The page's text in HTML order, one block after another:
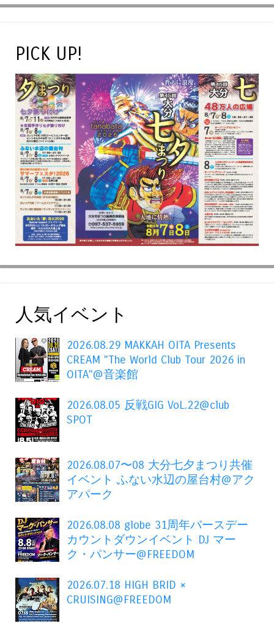
PICK UP!
人気イベント
2026.08.29 MAKKAH OITA Presents
CREAM "The World Club Tour 2026 in
OITA"@音楽館
2026.08.05 反戦GIG VoL.22@club
SPOT
2026.08.07〜08 大分七夕まつり共催
イベント ふない水辺の屋台村@アク
アパーク
2026.08.08 globe 31周年バースデー
カウントダウンイベント DJ マー
ク・パンサー@FREEDOM
2026.07.18 HIGH BRID ×
CRUISING@FREEDOM